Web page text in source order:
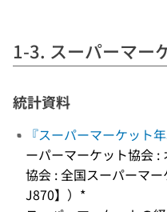
1-3. スーパーマー
統計資料
『スーパーマーケット
ーパーマーケット協会 :
協会 : 全国スーパーマ
J870】）*